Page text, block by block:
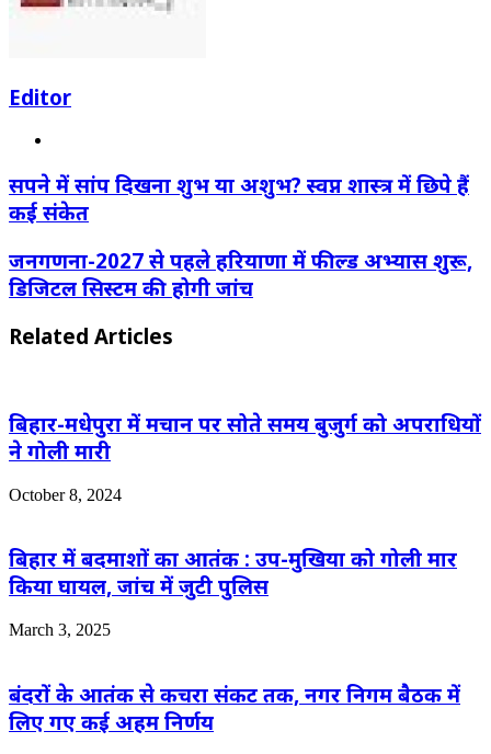
Editor
सपने में सांप दिखना शुभ या अशुभ? स्वप्न शास्त्र में छिपे हैं
कई संकेत
जनगणना-2027 से पहले हरियाणा में फील्ड अभ्यास शुरू,
डिजिटल सिस्टम की होगी जांच
Related Articles
बिहार-मधेपुरा में मचान पर सोते समय बुजुर्ग को अपराधियों
ने गोली मारी
October 8, 2024
बिहार में बदमाशों का आतंक : उप-मुखिया को गोली मार
किया घायल, जांच में जुटी पुलिस
March 3, 2025
बंदरों के आतंक से कचरा संकट तक, नगर निगम बैठक में
लिए गए कई अहम निर्णय